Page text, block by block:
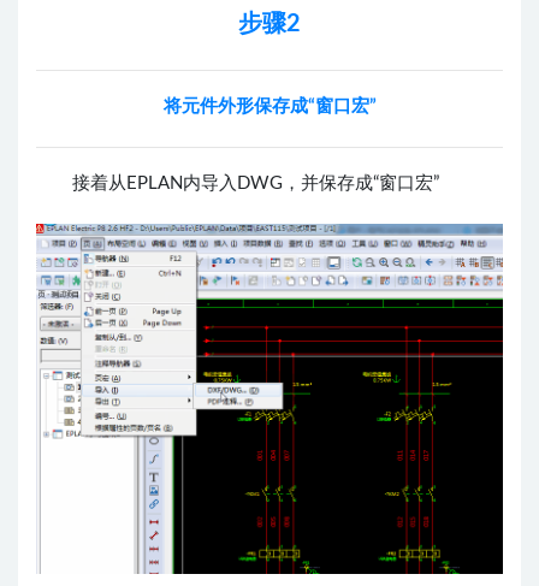
步骤2
将元件外形保存成“窗口宏”
接着从EPLAN内导入DWG，并保存成“窗口宏”